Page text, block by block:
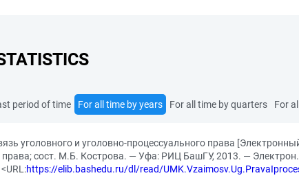
period of time For all time by years For all time by quarters For
уголовного и уголовно-процессуального права
права; сост. М.Б. Кострова. — Уфа: РИЦ БашГУ, 2013. —
https://elib.bashedu.ru/dl/read/